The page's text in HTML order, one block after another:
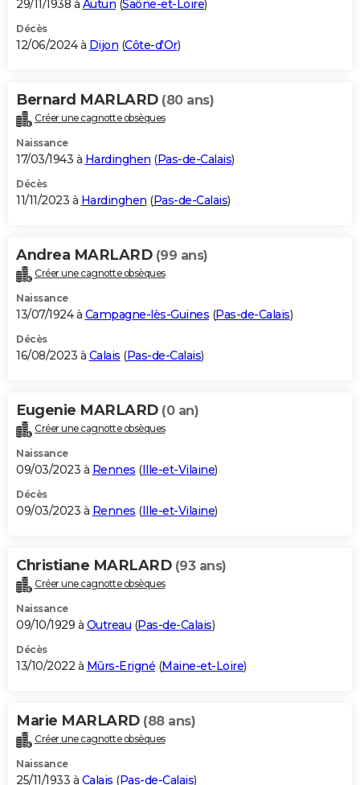
29/11/1938 à Autun (Saône-et-Loire)
Décès
12/06/2024 à Dijon (Côte-d'Or)
Bernard MARLARD (80 ans)
Créer une cagnotte obsèques
Naissance
17/03/1943 à Hardinghen (Pas-de-Calais)
Décès
11/11/2023 à Hardinghen (Pas-de-Calais)
Andrea MARLARD (99 ans)
Créer une cagnotte obsèques
Naissance
13/07/1924 à Campagne-lès-Guines (Pas-de-Calais)
Décès
16/08/2023 à Calais (Pas-de-Calais)
Eugenie MARLARD (0 an)
Créer une cagnotte obsèques
Naissance
09/03/2023 à Rennes (Ille-et-Vilaine)
Décès
09/03/2023 à Rennes (Ille-et-Vilaine)
Christiane MARLARD (93 ans)
Créer une cagnotte obsèques
Naissance
09/10/1929 à Outreau (Pas-de-Calais)
Décès
13/10/2022 à Mûrs-Erigné (Maine-et-Loire)
Marie MARLARD (88 ans)
Créer une cagnotte obsèques
Naissance
25/11/1933 à Calais (Pas-de-Calais)